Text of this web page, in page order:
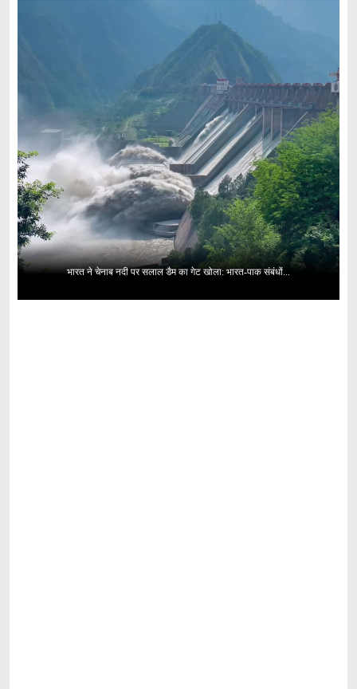
भारत ने चेनाब नदी पर सलाल डैम का गेट खोला: भारत-पाक संबंधों...